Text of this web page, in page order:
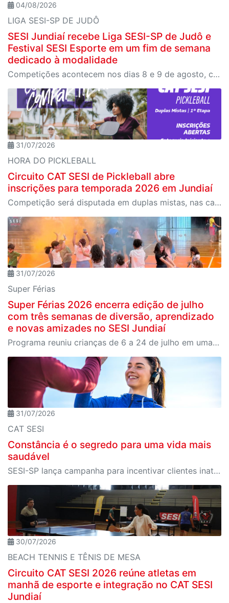
04/08/2026
LIGA SESI-SP DE JUDÔ
SESI Jundiaí recebe Liga SESI-SP de Judô e
Festival SESI Esporte em um fim de semana
dedicado à modalidade
Competições acontecem nos dias 8 e 9 de agosto, com entrada gratuita e programação voltada ao desenvolvimento esportivo e à formação de crianças e jovens
31/07/2026
HORA DO PICKLEBALL
Circuito CAT SESI de Pickleball abre
inscrições para temporada 2026 em Jundiaí
Competição será disputada em duplas mistas, nas categorias Iniciante e Intermediário, e reunirá clientes e alunos do SESI a partir dos 12 anos
31/07/2026
Super Férias
Super Férias 2026 encerra edição de julho
com três semanas de diversão, aprendizado
e novas amizades no SESI Jundiaí
Programa reuniu crianças de 6 a 24 de julho em uma programação repleta de brincadeiras, oficinas, esportes e experiências inesquecíveis, encerrando as atividades com uma apresentação especial do Ciência em Show
31/07/2026
CAT SESI
Constância é o segredo para uma vida mais
saudável
SESI-SP lança campanha para incentivar clientes inativos a retomarem a prática de atividades físicas, esporte e lazer com benefícios exclusivos
30/07/2026
BEACH TENNIS E TÊNIS DE MESA
Circuito CAT SESI 2026 reúne atletas em
manhã de esporte e integração no CAT SESI
Jundiaí